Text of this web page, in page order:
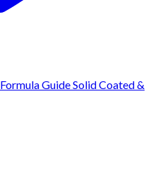
Guide Solid Coated &